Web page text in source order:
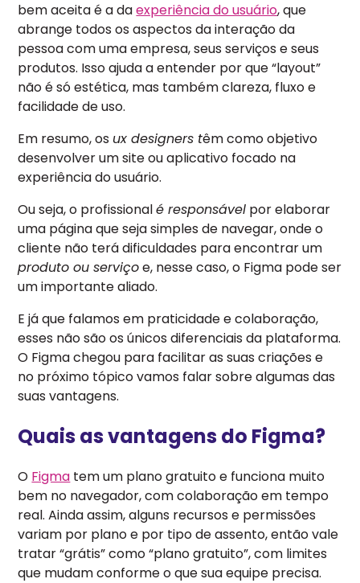
bem aceita é a daexperiência do usuário, que
abrange todos os aspectos da interação da
pessoa com uma empresa, seus serviços e seus
produtos. Isso ajuda a entender por que “layout”
não é só estética, mas também clareza, fluxo e
facilidade de uso.
Em resumo, os ux designers têm como objetivo
desenvolver um site ou aplicativo focado na
experiência do usuário.
Ou seja, o profissionalé responsável por elaborar
uma página que seja simples de navegar, onde o
cliente não terá dificuldades para encontrar um
produto ou serviçoe, nesse caso, o Figma pode ser
um importante aliado.
E já que falamos em praticidade e colaboração,
esses não são os únicos diferenciais da plataforma.
O Figma chegou para facilitar as suas criações e
no próximo tópico vamos falar sobre algumas das
suas vantagens.
Quais as vantagens do Figma?
O Figma tem um plano gratuito e funciona muito
bem no navegador, com colaboração em tempo
real. Ainda assim, alguns recursos e permissões
variam por plano e por tipo de assento, então vale
tratar “grátis” como “plano gratuito”, com limites
que mudam conforme o que sua equipe precisa.